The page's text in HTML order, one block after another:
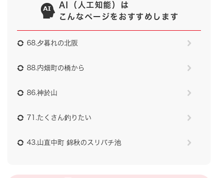
AI（人工知能）は
こんなページをおすすめします
68.夕暮れの北阪
88.内畑町の橋から
86.神於山
71.たくさん釣りたい
43.山直中町 錦秋のスリバチ池